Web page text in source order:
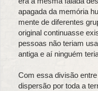
apagada da memória
mente de diferentes
original continuasse
pessoas não teriam
antiga e aí ninguém
Com essa divisão
dispersão por toda a